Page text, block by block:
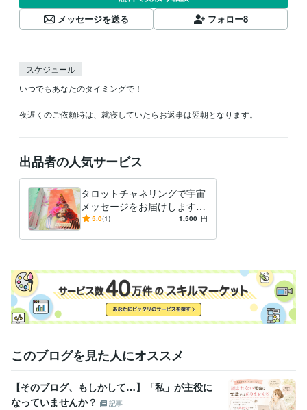
メッセージを送る
フォロー8
スケジュール
いつでもあなたのタイミングで！
夜遅くのご依頼時は、就寝していたらお返事は翌朝となります。
出品者の人気サービス
タロットチャネリングで宇宙
メッセージをお届けします
悩みはステージアップのチャ
よ！
5.0(1) 1,500 円
このブログを見た人にオススメ
【そのブログ、もしかして…】「私」が主役に
なっていませんか？
記事